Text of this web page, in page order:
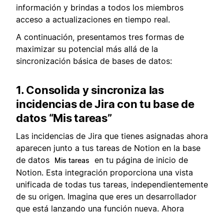
información y brindas a todos los miembros
acceso a actualizaciones en tiempo real.
A continuación, presentamos tres formas de
maximizar su potencial más allá de la
sincronización básica de bases de datos:
1. Consolida y sincroniza las
incidencias de Jira con tu base de
datos “Mis tareas”
Las incidencias de Jira que tienes asignadas ahora
aparecen junto a tus tareas de Notion en la base
de datos
Mis tareas
en tu página de inicio de
Notion. Esta integración proporciona una vista
unificada de todas tus tareas, independientemente
de su origen. Imagina que eres un desarrollador
que está lanzando una función nueva. Ahora